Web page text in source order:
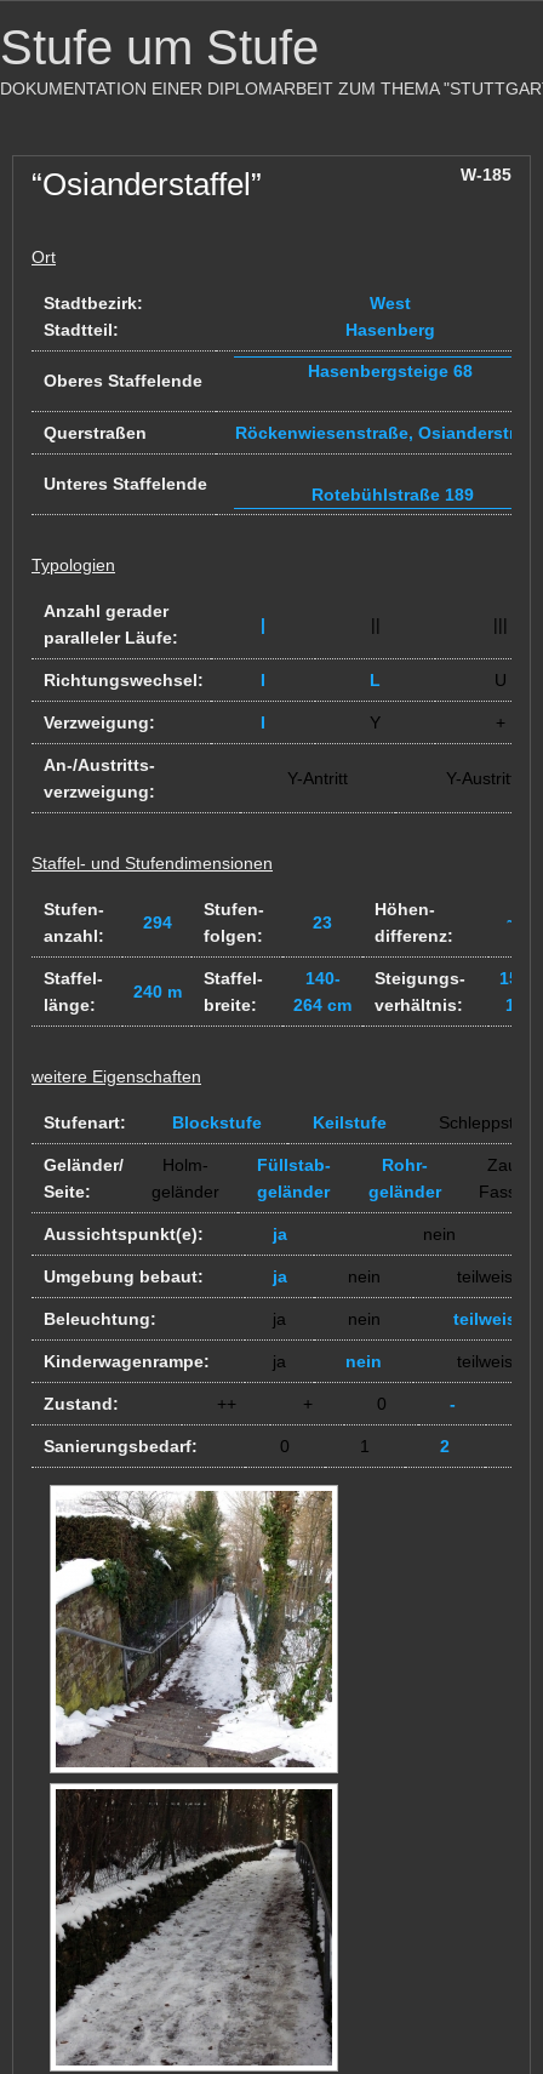
Stufe um Stufe
DOKUMENTATION EINER DIPLOMARBEIT ZUM THEMA
“Osianderstaffel” W-185
Ort
Stadtbezirk:
Stadtteil:
West
Hasenberg
Oberes Staffelende Hasenbergsteige 68
Querstraßen Röckenwiesenstraße,
Unteres Staffelende
Rotebühlstraße 189
Typologien
Anzahl gerader
paralleler Läufe:
| || |||
Richtungswechsel: I L U
Verzweigung: I Y +
An-/Austritts-
verzweigung:
Y-Antritt Y-Austritt
Staffel- und Stufendimensionen
Stufen-
anzahl:
294
Stufen-
folgen:
23
Höhen-
differenz:
~?
Staffel-
länge:
240 m
Staffel-
breite:
140-
264 cm
Steigungs-
verhältnis:
15/
18/
weitere Eigenschaften
Stufenart: Blockstufe Keilstufe Schleppstufe
Geländer/
Seite:
Holm-
geländer
Füllstab-
geländer
Rohr-
geländer
Zaun /
Aussichtspunkt(e): ja nein
Umgebung bebaut: ja nein teilweise
Beleuchtung: ja nein teilweise
Kinderwagenrampe: ja nein teilweise
Zustand: ++ + 0 -
Sanierungsbedarf: 0 1 2